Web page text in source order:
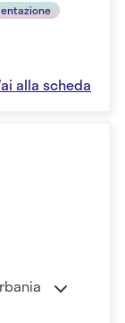
alla scheda